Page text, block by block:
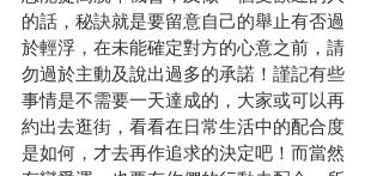
的話，秘訣就是要留意自己的舉止有否過
於輕浮，在未能確定對方的心意之前，請
勿過於主動及說出過多的承諾！謹記有些
事情是不需要一天達成的，大家或可以再
約出去逛街，看看在日常生活中的配合度
是如何，才去再作追求的決定吧！而當然